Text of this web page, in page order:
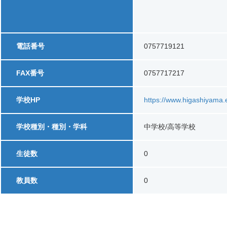
電話番号 0757719121
FAX番号 0757717217
学校HP https://
学校種別・種別・学科 中学校/高等学校
生徒数 0
教員数 0